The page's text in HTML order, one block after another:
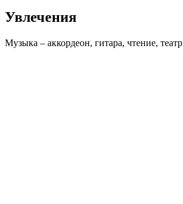
Увлечения
Музыка – аккордеон, гитара, чтение, театр